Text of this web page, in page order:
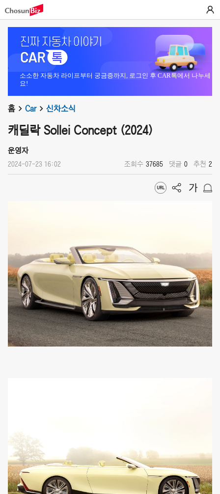
소소한 자동차 라이프부터 궁금증까지, 로그인 후 CAR톡에서 나누세
요!
홈 Car 신차소식
캐딜락 Sollei Concept (2024)
운영자
2024-07-23 16:02 조회수 37685 댓글 0 추천 2